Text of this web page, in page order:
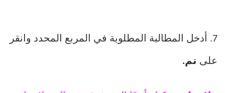
7. أدخل المطالبة المطلوبة في المربع المحدد وانقر
على تم.